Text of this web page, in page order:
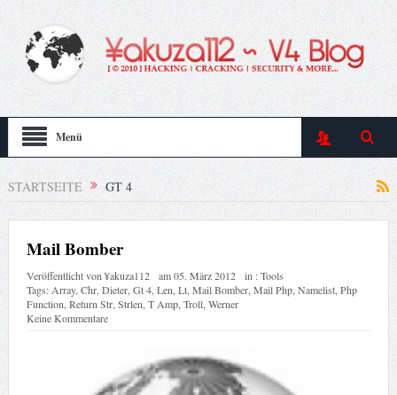
Menü
STARTSEITE GT 4
Mail Bomber
Veröffentlicht von¥akuza112 am05. März 2012 in :Tools
Tags: Array, Chr, Dieter, Gt 4, Len Lt, Mail Bomber, Mail Php, Namelist, Php
Function Return Str, Strlen T Amp, Troll, Werner
Keine Kommentare